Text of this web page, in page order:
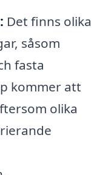
Det finns olika
såsom
fasta
kommer att
olika